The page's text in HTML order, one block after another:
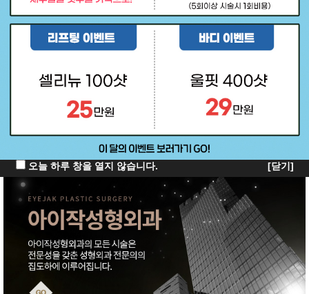
오늘 하루 창을 열지 않습니다. [닫기]